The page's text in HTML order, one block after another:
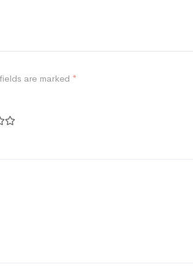
are marked *